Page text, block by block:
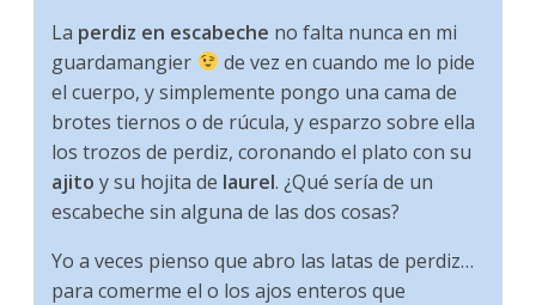
La perdiz en escabeche no falta nunca en mi
guardamangier
de vez en cuando me lo pide
el cuerpo, y simplemente pongo una cama de
brotes tiernos o de rúcula, y esparzo sobre ella
los trozos de perdiz, coronando el plato con su
ajito y su hojita de laurel. ¿Qué sería de un
escabeche sin alguna de las dos cosas?
Yo a veces pienso que abro las latas de perdiz…
para comerme el o los ajos enteros que